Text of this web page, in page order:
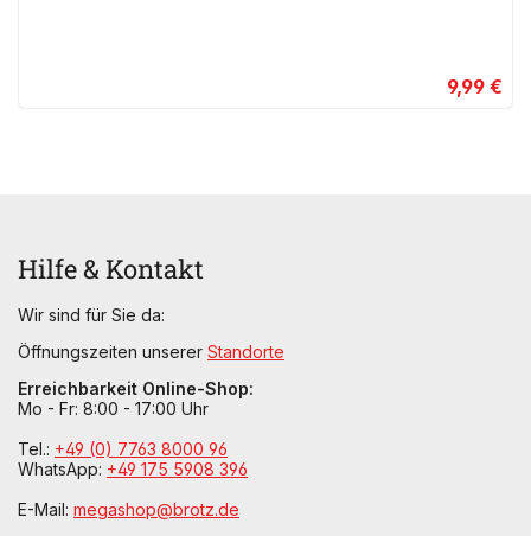
9,99 €
Hilfe & Kontakt
Wir sind für Sie da:
Öffnungszeiten unserer Standorte
Erreichbarkeit Online-Shop:
Mo - Fr: 8:00 - 17:00 Uhr
Tel.: +49 (0) 7763 8000 96
WhatsApp: +49 175 5908 396
E-Mail: megashop@brotz.de